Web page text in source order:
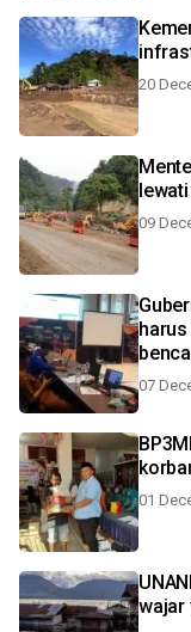
20
09
07
01
wajar